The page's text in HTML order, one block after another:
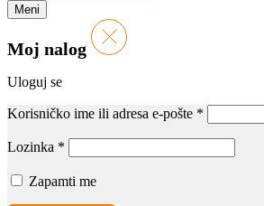
Meni
Moj nalog
Uloguj se
Korisničko ime ili adresa e-pošte *
Lozinka *
Zapamti me